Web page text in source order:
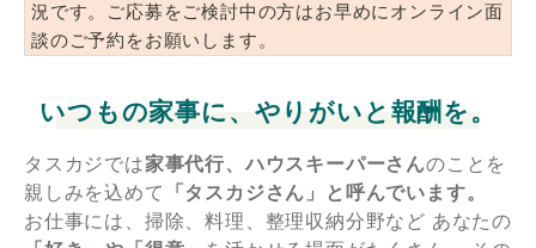
況です。ご応募をご検討中の方はお早めにオンライン面
談のご予約をお願いします。
いつもの家事に、やりがいと報酬を。
タスカジでは家事代行、ハウスキーパーさんのことを
親しみを込めて
「タスカジさん」と呼んでいます。
お仕事には、掃除、料理、整理収納分野など あなたの